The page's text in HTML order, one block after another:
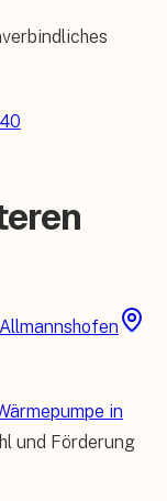
Allmannshofen
in
und Förderung